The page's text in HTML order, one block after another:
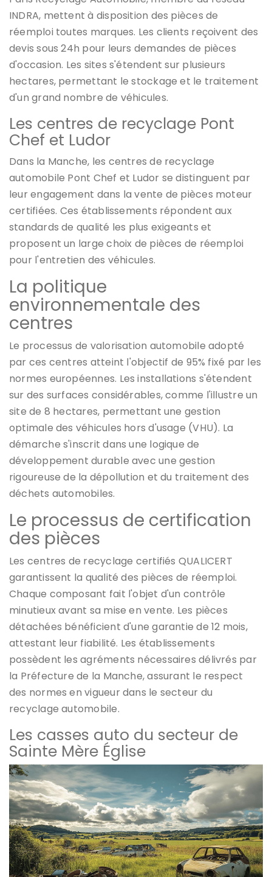
INDRA, mettent à disposition des pièces de
réemploi toutes marques. Les clients reçoivent des
devis sous 24h pour leurs demandes de pièces
d'occasion. Les sites s'étendent sur plusieurs
hectares, permettant le stockage et le traitement
d'un grand nombre de véhicules.
Les centres de recyclage Pont
Chef et Ludor
Dans la Manche, les centres de recyclage
automobile Pont Chef et Ludor se distinguent par
leur engagement dans la vente de pièces moteur
certifiées. Ces établissements répondent aux
standards de qualité les plus exigeants et
proposent un large choix de pièces de réemploi
pour l'entretien des véhicules.
La politique
environnementale des
centres
Le processus de valorisation automobile adopté
par ces centres atteint l'objectif de 95% fixé par les
normes européennes. Les installations s'étendent
sur des surfaces considérables, comme l'illustre un
site de 8 hectares, permettant une gestion
optimale des véhicules hors d'usage (VHU). La
démarche s'inscrit dans une logique de
développement durable avec une gestion
rigoureuse de la dépollution et du traitement des
déchets automobiles.
Le processus de certification
des pièces
Les centres de recyclage certifiés QUALICERT
garantissent la qualité des pièces de réemploi.
Chaque composant fait l'objet d'un contrôle
minutieux avant sa mise en vente. Les pièces
détachées bénéficient d'une garantie de 12 mois,
attestant leur fiabilité. Les établissements
possèdent les agréments nécessaires délivrés par
la Préfecture de la Manche, assurant le respect
des normes en vigueur dans le secteur du
recyclage automobile.
Les casses auto du secteur de
Sainte Mère Église